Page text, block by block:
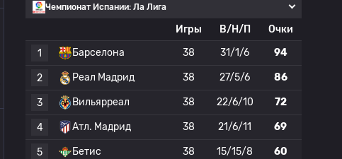
Чемпионат Испании: Ла Лига
Игры В/Н/П
Очки
1
Барселона 38 31/1/6 94
2 Реал Мадрид 38 27/5/6 86
3 Вильярреал 38 22/6/10 72
4 Атл. Мадрид 38 21/6/11 69
5 Бетис 38 15/15/8 60